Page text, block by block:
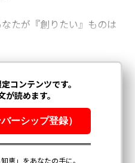
なたが『創りたい』ものは